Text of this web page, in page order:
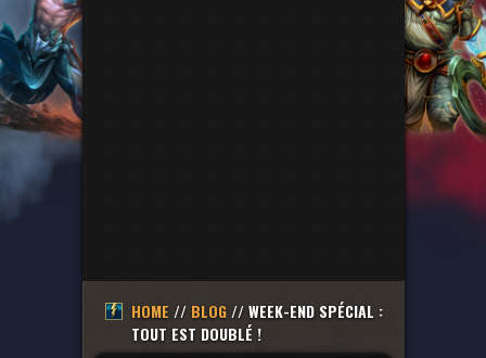
HOME // BLOG// WEEK-END SPÉCIAL :
TOUT EST DOUBLÉ !